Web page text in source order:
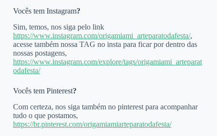
Vocês tem Instagram?
Sim, temos, nos siga pelo link
https://www.instagram.com/origamiami_arteparatodafesta/,
acesse também nossa TAG no insta para ficar por dentro das
nossas postagens,
https://www.instagram.com/explore/tags/origamiami_arteparat
odafesta/
Vocês tem Pinterest?
Com certeza, nos siga também no pinterest para acompanhar
tudo o que postamos,
https://br.pinterest.com/origamiamiarteparatodafesta/